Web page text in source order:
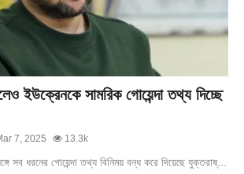
ইউক্রেনকে সামরিক গোয়েন্দা তথ্য দিচ্ছে
7, 2025 13.3k
সব ধরনের গোয়েন্দা তথ্য বিনিময় বন্ধ করে দিয়েছে যুক্তরাষ্...